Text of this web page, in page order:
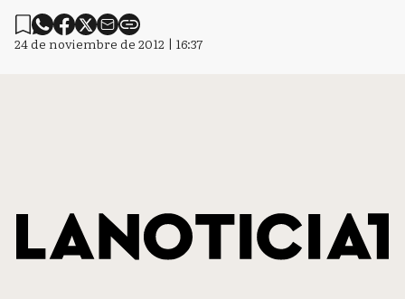
24 de noviembre de 2012 | 16:37